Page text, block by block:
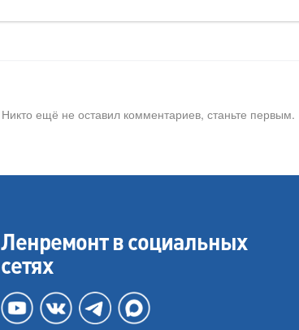
Никто ещё не оставил комментариев, станьте первым.
Ленремонт в социальных
сетях